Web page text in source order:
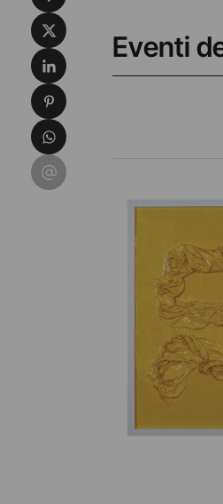
Eventi
Condividi su X
Condividi su LinkedIn
Condividi su Pinterest
Condividi su WhatsApp
Condividi su Email